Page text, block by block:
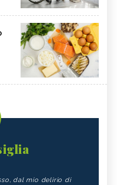
dal mio delirio di